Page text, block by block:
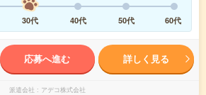
30代 40代 50代 60代
応募へ進む 詳しく見る
派遣会社 アデコ株式会社